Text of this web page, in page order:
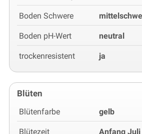
Boden Schwere
Boden pH-Wert neutral
trockenresistent ja
Blüten
Blütenfarbe gelb
Blütezeit
Anfang Juli